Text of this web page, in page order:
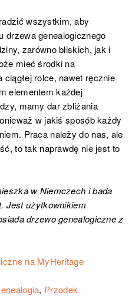
wszystkim, aby
drzewa genealogicznego
zarówno bliskich, jak i
mieć środki na
rolce, nawet ręcznie
elementem każdej
mamy dar zbliżania
w jakiś sposób każdy
Praca należy do nas, ale
to tak naprawdę nie jest to
w Niemczech i bada
Jest użytkownikiem
drzewo genealogiczne z
na MyHeritage
, Przodek